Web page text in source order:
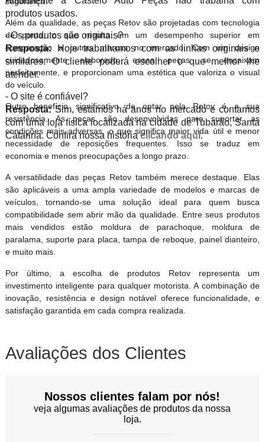
produtos usados.
- Os produtos são originais?
Resposta:Hoje trabalhamos com as linhas originais e
similares. O cliente poderá escolher o que melhor lhe
atender.
- O site é confiável?
Resposta:Sim, estamos há anos no mercado e contamos
com uma loja física localizada na cidade de Tubarão, Santa
Catarina. Confira nossa históriaclicando aqui.
Além da qualidade, as peças Retov são projetadas com tecnologia
de ponta, o que resulta em um desempenho superior em
comparação a outras marcas no mercado. Com um design
cuidadosamente elaborado, essas peças se encaixam
perfeitamente, e proporcionam uma estética que valoriza o visual
do veículo.
Outro benefício significativo de optar pela Retov é a sua
resistência. As peças são desenvolvidas para suportar as
condições mais adversas, o que significa maior vida útil e menor
necessidade de reposições frequentes. Isso se traduz em
economia e menos preocupações a longo prazo.
A versatilidade das peças Retov também merece destaque. Elas
são aplicáveis a uma ampla variedade de modelos e marcas de
veículos, tornando-se uma solução ideal para quem busca
compatibilidade sem abrir mão da qualidade. Entre seus produtos
mais vendidos estão moldura de parachoque, moldura de
paralama, suporte para placa, tampa de reboque, painel dianteiro,
e muito mais.
Por último, a escolha de produtos Retov representa um
investimento inteligente para qualquer motorista. A combinação de
inovação, resistência e design notável oferece funcionalidade, e
satisfação garantida em cada compra realizada.
Avaliações dos Clientes
Nossos clientes falam por nós!
veja algumas avaliações de produtos da nossa
loja.